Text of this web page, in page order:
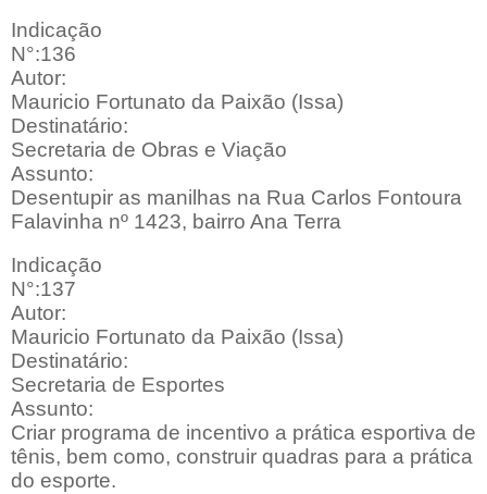
Indicação
N°:136
Autor:
Mauricio Fortunato da Paixão (Issa)
Destinatário:
Secretaria de Obras e Viação
Assunto:
Desentupir as manilhas na Rua Carlos Fontoura
Falavinha nº 1423, bairro Ana Terra
Indicação
N°:137
Autor:
Mauricio Fortunato da Paixão (Issa)
Destinatário:
Secretaria de Esportes
Assunto:
Criar programa de incentivo a prática esportiva de
tênis, bem como, construir quadras para a prática
do esporte.